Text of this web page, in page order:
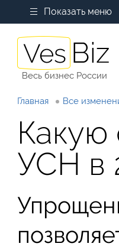
Показать меню
Весь бизнес России
Главная Все
Какую
УСН в